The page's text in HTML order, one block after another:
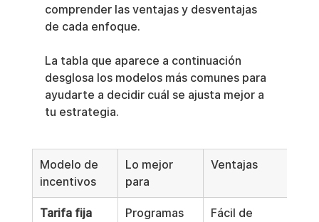
comprender las ventajas y desventajas
de cada enfoque.
La tabla que aparece a continuación
desglosa los modelos más comunes para
ayudarte a decidir cuál se ajusta mejor a
tu estrategia.
Modelo de
incentivos
Lo mejor
para
Ventajas
Tarifa fija
Programas
Fácil de